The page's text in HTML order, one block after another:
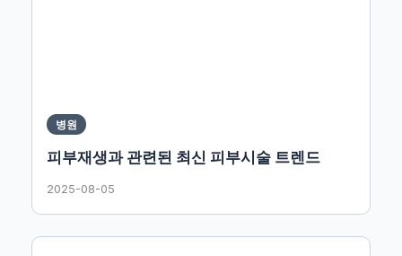
병원
피부재생과 관련된 최신 피부시술 트렌드
2025-08-05